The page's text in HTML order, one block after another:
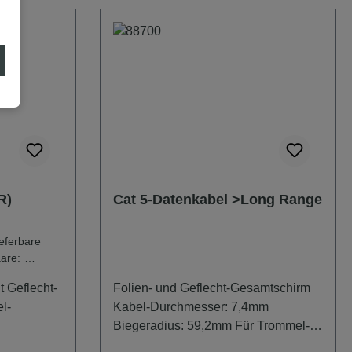
Geflecht-
Cat 5-Datenkabel >Long Range
Folien- und Geflecht-Gesamtschirm
Kabel-Durchmesser: 7,4mm
Biegeradius: 59,2mm Für Trommel-